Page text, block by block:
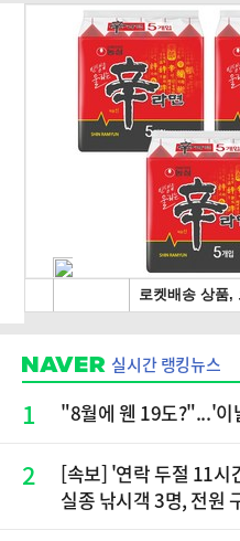
실시간 랭킹뉴스
1 "8월에 웬 19도?"...'이
2
[속보] '연락 두절 11시
실종 낚시객 3명, 전원